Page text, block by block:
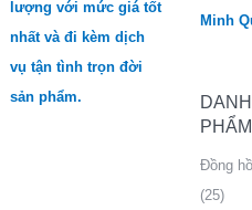
lượng với mức giá tốt
nhất và đi kèm dịch
vụ tận tình trọn đời
sản phẩm.
Minh
PHẨM
Đồng
(25)